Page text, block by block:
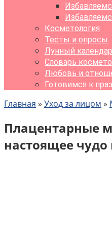
Косметология
Тесты и опросы
Лунный
Словарь
Любовь и
Готовимся к
Главная » Уход за лицом »
Плацентарные
настоящее чудо